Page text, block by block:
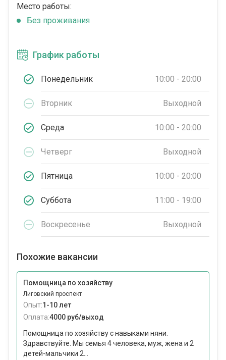
Место работы:
Без проживания
График работы
Понедельник 10:00 - 20:00
Вторник Выходной
Среда 10:00 - 20:00
Четверг Выходной
Пятница 10:00 - 20:00
Суббота 11:00 - 19:00
Воскресенье Выходной
Похожие вакансии
Помощница по хозяйству
Лиговский проспект
Опыт:1-10 лет
Оплата:4000 руб/выход
Помощница по хозяйству с навыками няни.
Здравствуйте. Мы семья 4 человека, муж, жена и 2
детей-мальчики 2...